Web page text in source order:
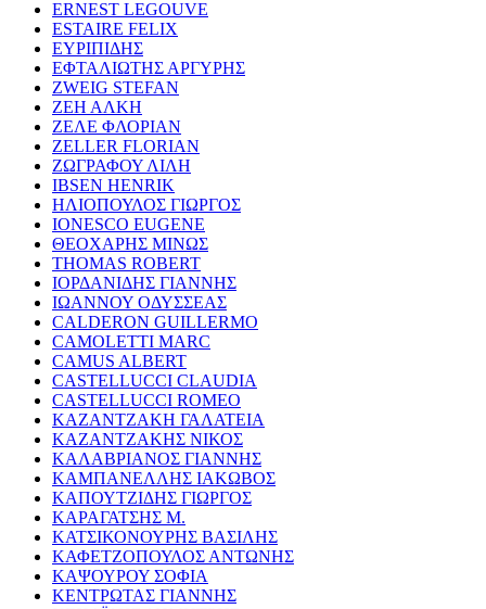
ERNEST LEGOUVE
ESTAIRE FELIX
ΕΥΡΙΠΙΔΗΣ
ΕΦΤΑΛΙΩΤΗΣ ΑΡΓΥΡΗΣ
ZWEIG STEFAN
ΖΕΗ ΑΛΚΗ
ΖΕΛΕ ΦΛΟΡΙΑΝ
ZELLER FLORIAN
ΖΩΓΡΑΦΟΥ ΛΙΛΗ
IBSEN HENRIK
ΗΛΙΟΠΟΥΛΟΣ ΓΙΩΡΓΟΣ
IONESCO EUGENE
ΘΕΟΧΑΡΗΣ ΜΙΝΩΣ
THOMAS ROBERT
ΙΟΡΔΑΝΙΔΗΣ ΓΙΑΝΝΗΣ
ΙΩΑΝΝΟΥ ΟΔΥΣΣΕΑΣ
CALDERON GUILLERMO
CAMOLETTI MARC
CAMUS ALBERT
CASTELLUCCI CLAUDIA
CASTELLUCCI ROMEO
ΚΑΖΑΝΤΖΑΚΗ ΓΑΛΑΤΕΙΑ
ΚΑΖΑΝΤΖΑΚΗΣ ΝΙΚΟΣ
ΚΑΛΑΒΡΙΑΝΟΣ ΓΙΑΝΝΗΣ
ΚΑΜΠΑΝΕΛΛΗΣ ΙΑΚΩΒΟΣ
ΚΑΠΟΥΤΖΙΔΗΣ ΓΙΩΡΓΟΣ
ΚΑΡΑΓΑΤΣΗΣ Μ.
ΚΑΤΣΙΚΟΝΟΥΡΗΣ ΒΑΣΙΛΗΣ
ΚΑΦΕΤΖΟΠΟΥΛΟΣ ΑΝΤΩΝΗΣ
ΚΑΨΟΥΡΟΥ ΣΟΦΙΑ
ΚΕΝΤΡΩΤΑΣ ΓΙΑΝΝΗΣ